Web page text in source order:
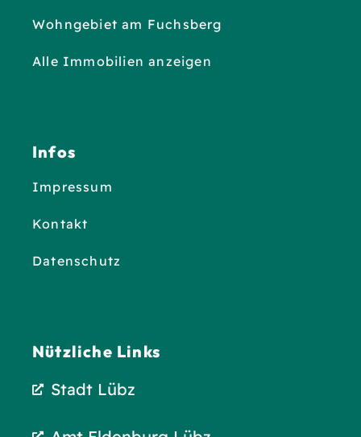
Wohngebiet am Fuchsberg
Alle Immobilien anzeigen
Infos
Impressum
Kontakt
Datenschutz
Nützliche Links
Stadt Lübz